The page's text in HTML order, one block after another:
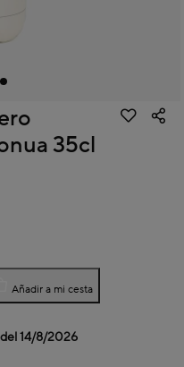
35cl
Añadir a mi cesta
14/8/2026